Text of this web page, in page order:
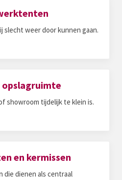
slecht weer door kunnen gaan.
opslagruimte
showroom tijdelijk te klein is.
en kermissen
die dienen als centraal